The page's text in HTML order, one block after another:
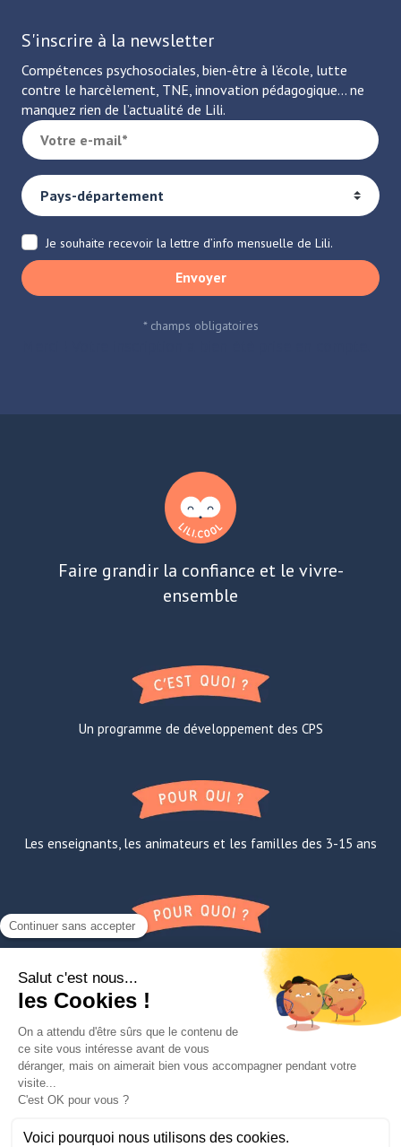
S'inscrire à la newsletter
Compétences psychosociales, bien-être à l’école, lutte
contre le harcèlement, TNE, innovation pédagogique… ne
manquez rien de l’actualité de Lili.
Je souhaite recevoir la lettre d’info mensuelle de Lili.
Envoyer
* champs obligatoires
Faire grandir la confiance et le vivre-
ensemble
Un programme de développement des CPS
Les enseignants, les animateurs et les familles des 3-15 ans
Apprendre la confiance en soi, à l’oral et avec les autres
FAQ A propos de Lili
Contact
Mentions légales
TNE
Paroles de super-éducateurs